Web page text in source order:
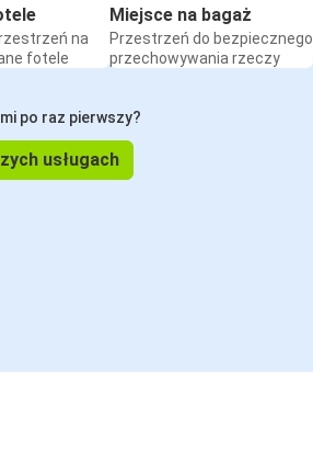
na
fotele
Miejsce na bagaż
Przestrzeń do bezpiecznego
przechowywania rzeczy
po raz pierwszy?
usługach